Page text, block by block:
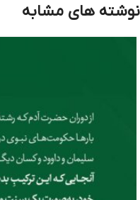
نوشته های مشابه